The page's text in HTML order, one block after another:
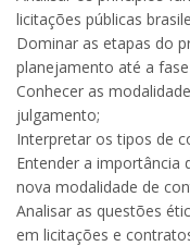
licitações públicas
Dominar as etapas do
planejamento até a
Conhecer as
julgamento;
Interpretar os tipos de
Entender a importância
nova modalidade de
Analisar as questões
em licitações e